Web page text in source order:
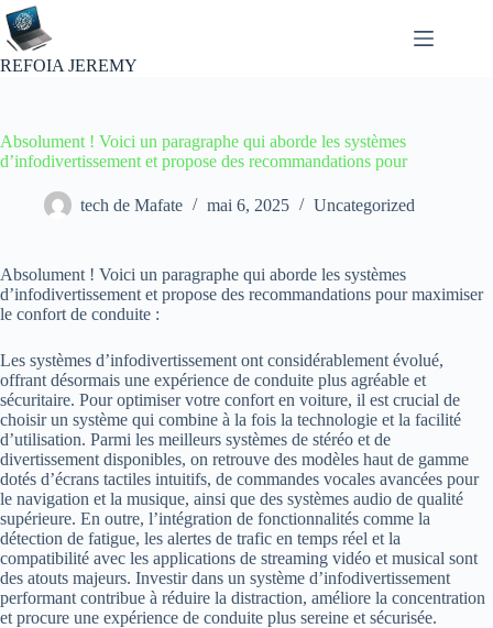
Passer
au
contenu
REFOIA JEREMY
Absolument ! Voici un paragraphe qui aborde les systèmes
d’infodivertissement et propose des recommandations pour
tech de Mafate mai 6, 2025 Uncategorized
Absolument ! Voici un paragraphe qui aborde les systèmes
d’infodivertissement et propose des recommandations pour maximiser
le confort de conduite :
Les systèmes d’infodivertissement ont considérablement évolué,
offrant désormais une expérience de conduite plus agréable et
sécuritaire. Pour optimiser votre confort en voiture, il est crucial de
choisir un système qui combine à la fois la technologie et la facilité
d’utilisation. Parmi les meilleurs systèmes de stéréo et de
divertissement disponibles, on retrouve des modèles haut de gamme
dotés d’écrans tactiles intuitifs, de commandes vocales avancées pour
le navigation et la musique, ainsi que des systèmes audio de qualité
supérieure. En outre, l’intégration de fonctionnalités comme la
détection de fatigue, les alertes de trafic en temps réel et la
compatibilité avec les applications de streaming vidéo et musical sont
des atouts majeurs. Investir dans un système d’infodivertissement
performant contribue à réduire la distraction, améliore la concentration
et procure une expérience de conduite plus sereine et sécurisée.